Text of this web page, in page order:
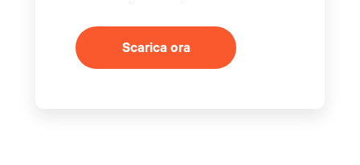
Scarica ora